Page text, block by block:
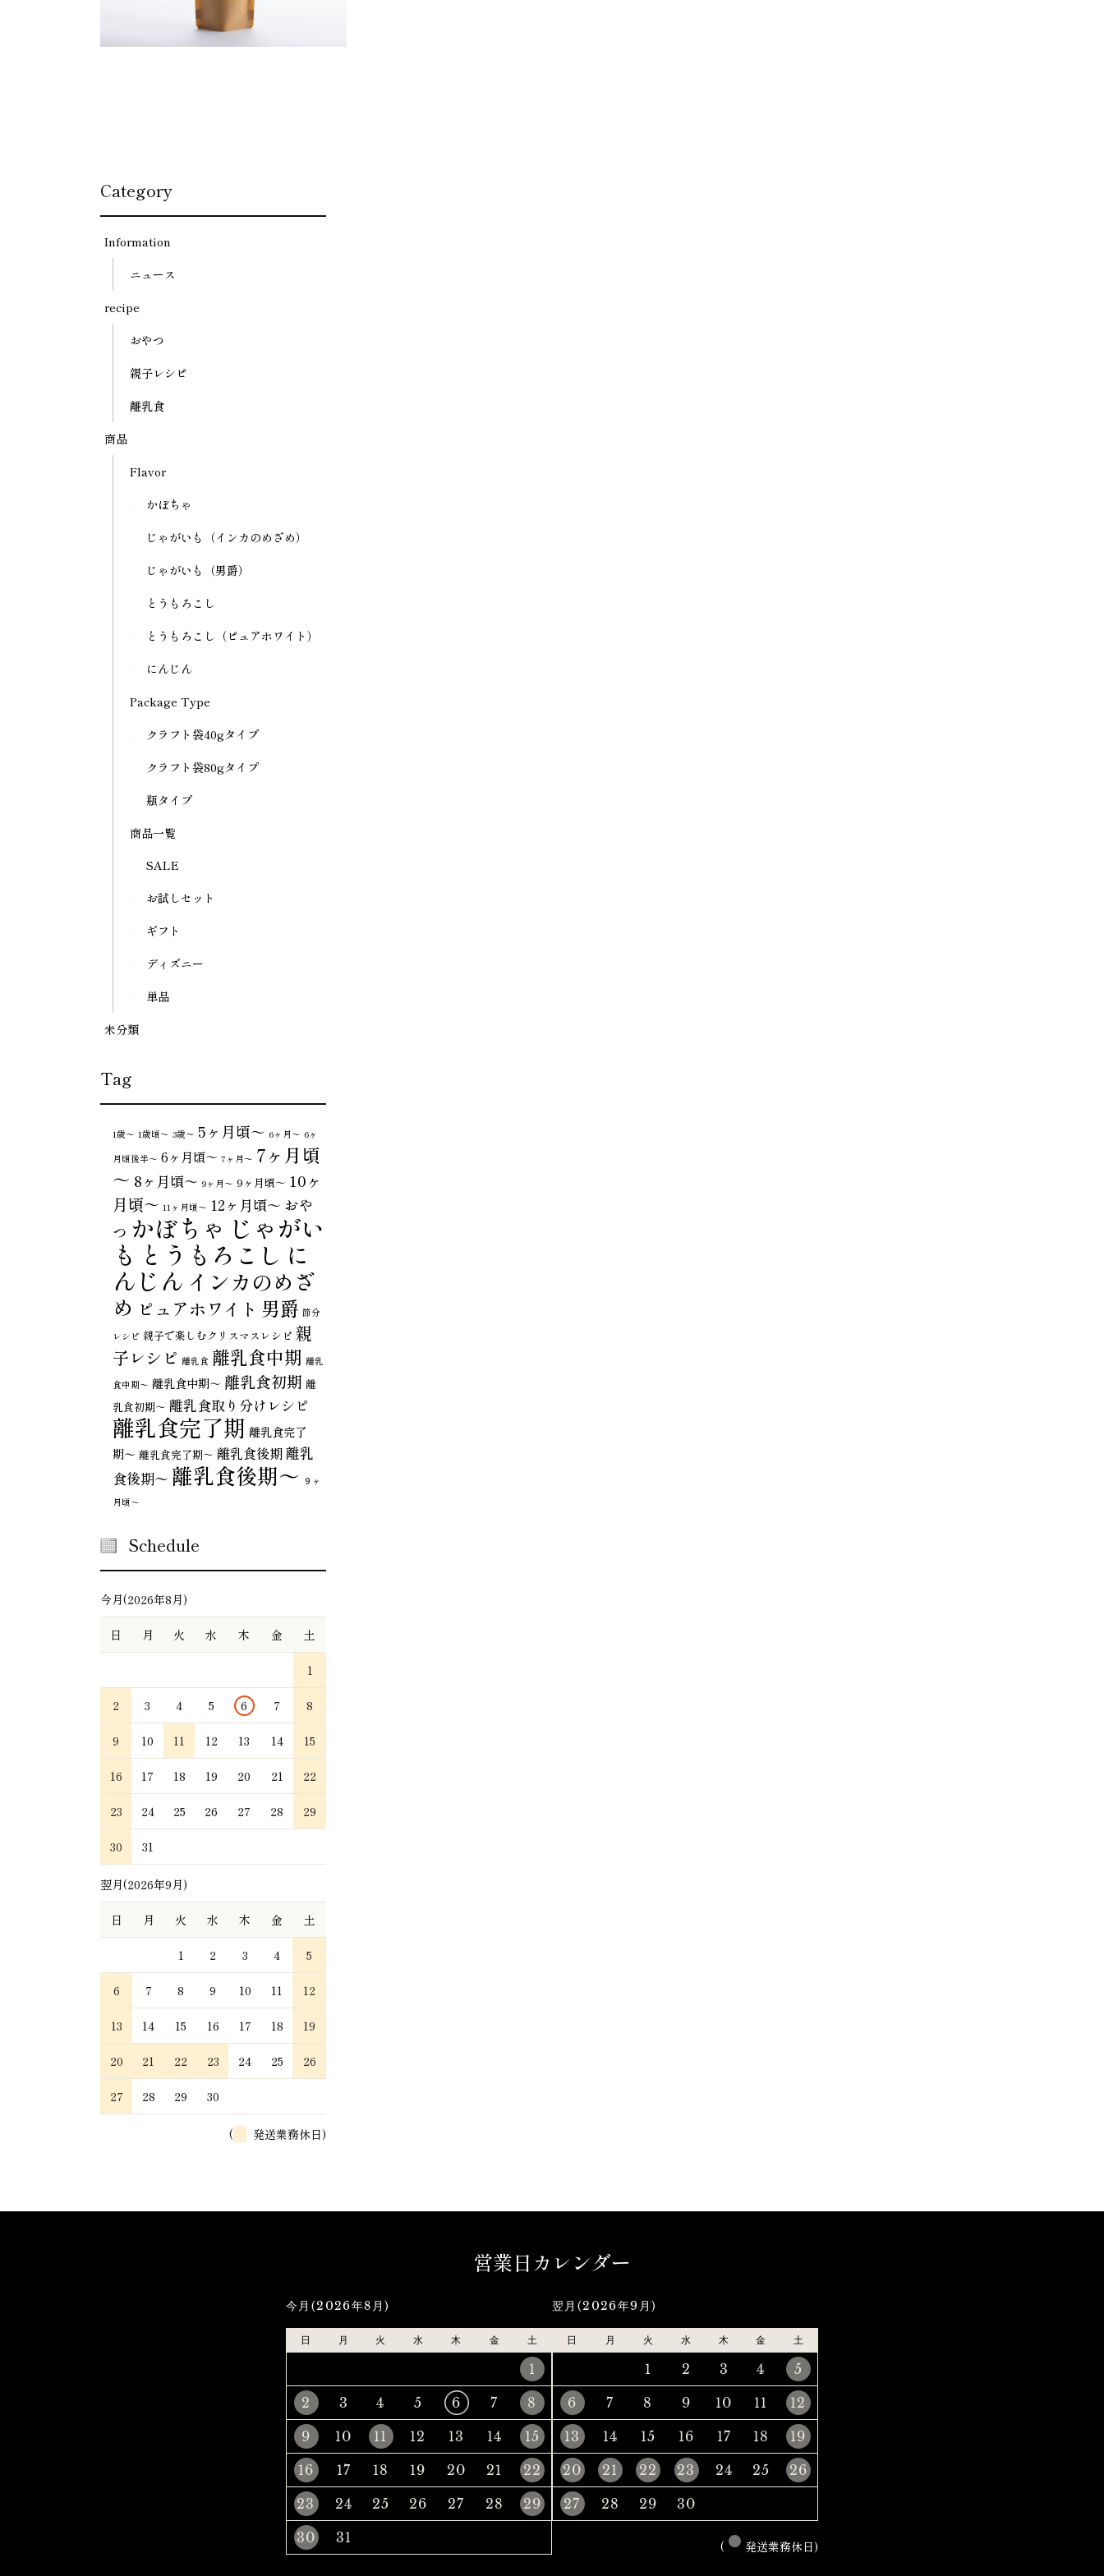
Category
Information
ニュース
recipe
おやつ
親子レシピ
離乳食
商品
Flavor
かぼちゃ
じゃがいも（インカのめざめ）
じゃがいも（男爵）
とうもろこし
とうもろこし（ピュアホワイト）
にんじん
Package Type
クラフト袋40gタイプ
クラフト袋80gタイプ
瓶タイプ
商品一覧
SALE
お試しセット
ギフト
ディズニー
単品
未分類
Tag
1歳〜 1歳頃～ 3歳〜 5ヶ月頃～ 6ヶ月〜 6ヶ
月頃後半～ 6ヶ月頃～ 7ヶ月〜 7ヶ月頃
～ 8ヶ月頃～ 9ヶ月〜 9ヶ月頃～ 10ヶ
月頃～ 11ヶ月頃～ 12ヶ月頃～ おや
つ かぼちゃ じゃがい
も とうもろこし に
んじん インカのめざ
め ピュアホワイト 男爵 節分
レシピ 親子で楽しむクリスマスレシピ 親
子レシピ 離乳食 離乳食中期 離乳
食中期〜 離乳食中期～ 離乳食初期 離
乳食初期～ 離乳食取り分けレシピ
離乳食完了期 離乳食完了
期〜 離乳食完了期～ 離乳食後期離乳
食後期〜 離乳食後期～ ９ヶ
月頃～
Schedule
今月(2026年8月)
日 月 火 水 木 金 土
1
2 3 4 5 6 7 8
9 10 11 12 13 14 15
16 17 18 19 20 21 22
23 24 25 26 27 28 29
30 31
翌月(2026年9月)
日 月 火 水 木 金 土
1 2 3 4 5
6 7 8 9 10 11 12
13 14 15 16 17 18 19
20 21 22 23 24 25 26
27 28 29 30
( 発送業務休日)
営業日カレンダー
今月(2026年8月)
日 月 火 水 木 金 土
1
2 3 4 5 6 7 8
9 10 11 12 13 14 15
16 17 18 19 20 21 22
23 24 25 26 27 28 29
30 31
翌月(2026年9月)
日 月 火 水 木 金 土
1 2 3 4 5
6 7 8 9 10 11 12
13 14 15 16 17 18 19
20 21 22 23 24 25 26
27 28 29 30
( 発送業務休日)